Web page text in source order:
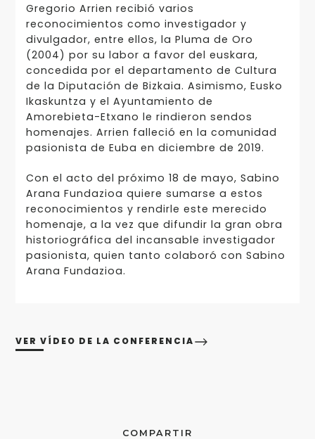
Gregorio Arrien recibió varios
reconocimientos como investigador y
divulgador, entre ellos, la Pluma de Oro
(2004) por su labor a favor del euskara,
concedida por el departamento de Cultura
de la Diputación de Bizkaia. Asimismo, Eusko
Ikaskuntza y el Ayuntamiento de
Amorebieta-Etxano le rindieron sendos
homenajes. Arrien falleció en la comunidad
pasionista de Euba en diciembre de 2019.
Con el acto del próximo 18 de mayo, Sabino
Arana Fundazioa quiere sumarse a estos
reconocimientos y rendirle este merecido
homenaje, a la vez que difundir la gran obra
historiográfica del incansable investigador
pasionista, quien tanto colaboró con Sabino
Arana Fundazioa.
VER VÍDEO DE LA CONFERENCIA
COMPARTIR